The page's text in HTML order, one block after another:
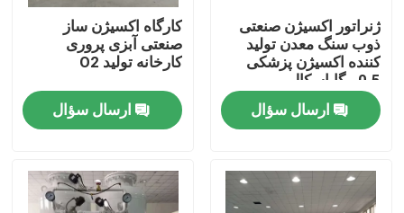
تماس با ما
درخواست نقل قول
ژنراتور اکسیژن صنعتی
ذوب سنگ معدن تولید
کننده اکسیژن پزشکی
0.5 مگاپاسکال
ارسال سؤال
کارگاه اکسیژن ساز
صنعتی آبزی پروری
کارخانه تولید O2
ارسال سؤال